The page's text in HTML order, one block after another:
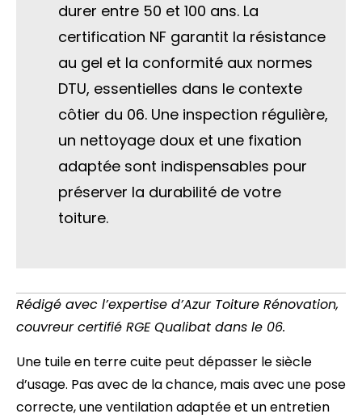
durer entre 50 et 100 ans. La
certification NF garantit la résistance
au gel et la conformité aux normes
DTU, essentielles dans le contexte
côtier du 06. Une inspection régulière,
un nettoyage doux et une fixation
adaptée sont indispensables pour
préserver la durabilité de votre
toiture.
Rédigé avec l’expertise d’Azur Toiture Rénovation,
couvreur certifié RGE Qualibat dans le 06.
Une tuile en terre cuite peut dépasser le siècle
d’usage. Pas avec de la chance, mais avec une pose
correcte, une ventilation adaptée et un entretien